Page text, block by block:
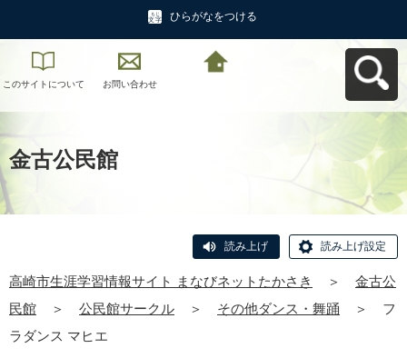
ひらがなをつける
このサイトについて お問い合わせ
金古公民館
読み上げ 読み上げ設定
高崎市生涯学習情報サイト まなびネットたかさき ＞
金古公
民館
＞ 公民館サークル ＞ その他ダンス・舞踊 ＞
フ
ラダンス マヒエ